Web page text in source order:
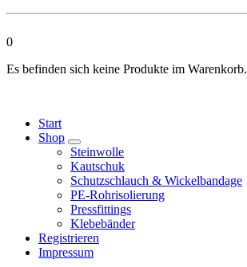
0
Es befinden sich keine Produkte im Warenkorb.
Start
Shop
Steinwolle
Kautschuk
Schutzschlauch & Wickelbandage
PE-Rohrisolierung
Pressfittings
Klebebänder
Registrieren
Impressum